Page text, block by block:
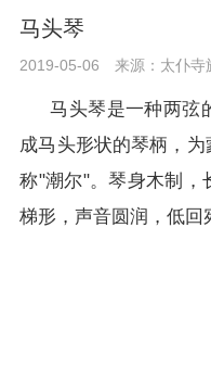
马头琴
2019-05-06 来源：太仆寺
马头琴是一种两弦
成马头形状的琴柄，为
称"潮尔"。琴身木制，
梯形，声音圆润，低回